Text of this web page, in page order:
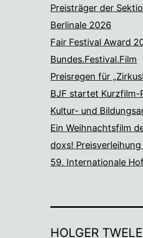
Preisträger der
Berlinale 2026
Fair Festival Award
Bundes.Festival.Film
Preisregen für
BJF startet Kurzfilm-
Kultur- und
Ein Weihnachtsfilm
doxs!
59. Internationale
HOLGER TWELE